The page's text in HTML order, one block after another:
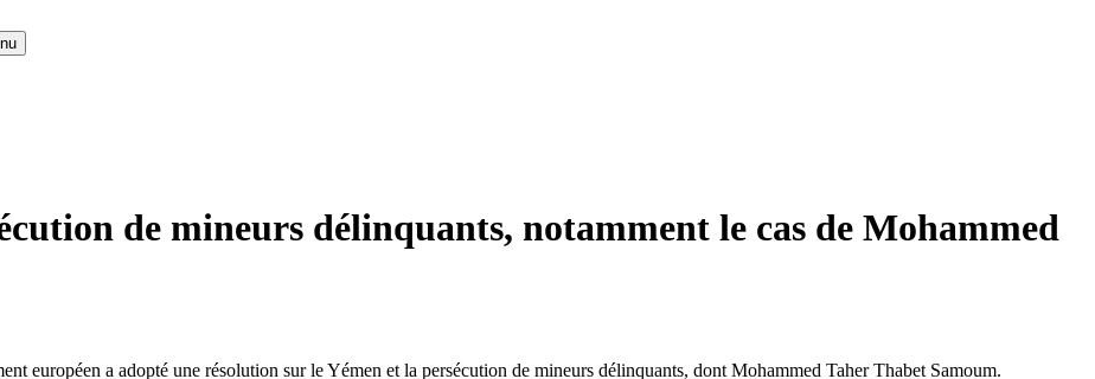
de mineurs délinquants, notamment le cas de Mohammed
européen a adopté une résolution sur le Yémen et la persécution de mineurs délinquants, dont Mohammed Taher Thabet Samoum.